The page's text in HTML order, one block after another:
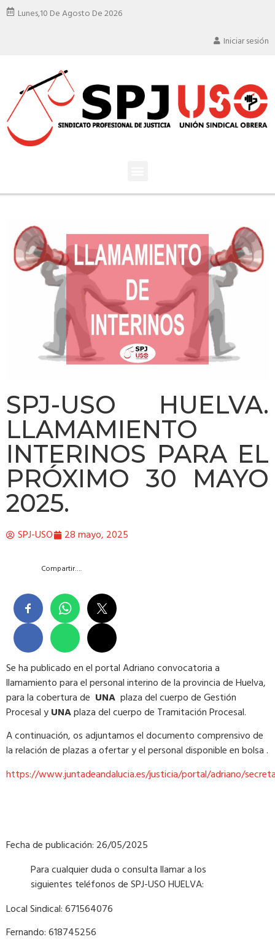
Lunes,10 De Agosto De 2026
Iniciar sesión
SPJ-USO HUELVA.
LLAMAMIENTO
INTERINOS PARA EL
PRÓXIMO 30 MAYO
2025.
SPJ-USO 28 mayo, 2025
Compartir….
Se ha publicado en el portal Adriano convocatoria a
llamamiento para el personal interino de la provincia de Huelva,
para la cobertura de UNA plaza del cuerpo de Gestión
Procesal yUNAplaza del cuerpo de Tramitación Procesal.
A continuación, os adjuntamos el documento comprensivo de
la relación de plazas a ofertar y el personal disponible en bolsa .
https://www.juntadeandalucia.es/justicia/portal/adriano/
Fecha de publicación: 26/05/2025
Para cualquier duda o consulta llamar a los
siguientes teléfonos de SPJ-USO HUELVA:
Local Sindical: 671564076
Fernando: 618745256